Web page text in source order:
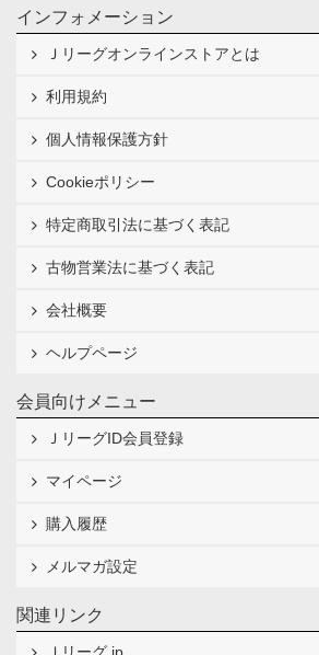
インフォメーション
Ｊリーグオンラインストアとは
利用規約
個人情報保護方針
Cookieポリシー
特定商取引法に基づく表記
古物営業法に基づく表記
会社概要
ヘルプページ
会員向けメニュー
ＪリーグID会員登録
マイページ
購入履歴
メルマガ設定
関連リンク